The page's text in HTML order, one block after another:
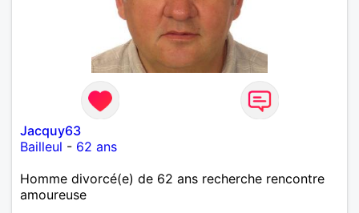
Jacquy63
Bailleul - 62 ans
Homme divorcé(e) de 62 ans recherche rencontre
amoureuse